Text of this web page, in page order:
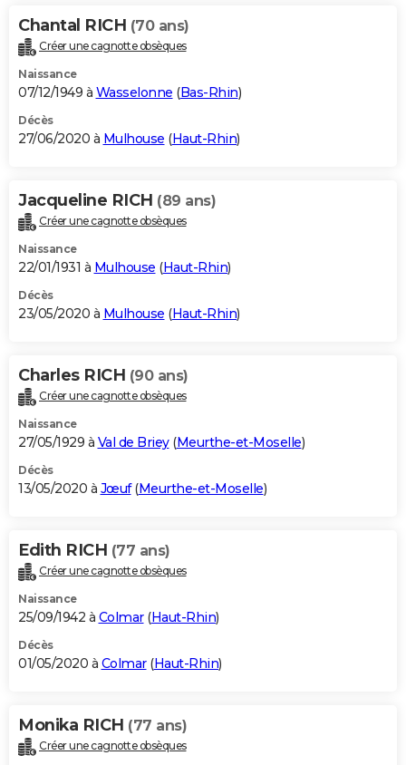
Chantal RICH (70 ans)
Créer une cagnotte obsèques
Naissance
07/12/1949 à Wasselonne (Bas-Rhin)
Décès
27/06/2020 à Mulhouse (Haut-Rhin)
Jacqueline RICH (89 ans)
Créer une cagnotte obsèques
Naissance
22/01/1931 à Mulhouse (Haut-Rhin)
Décès
23/05/2020 à Mulhouse (Haut-Rhin)
Charles RICH (90 ans)
Créer une cagnotte obsèques
Naissance
27/05/1929 à Val de Briey(Meurthe-et-Moselle)
Décès
13/05/2020 à Jœuf(Meurthe-et-Moselle)
Edith RICH (77 ans)
Créer une cagnotte obsèques
Naissance
25/09/1942 à Colmar(Haut-Rhin)
Décès
01/05/2020 à Colmar(Haut-Rhin)
Monika RICH (77 ans)
Créer une cagnotte obsèques